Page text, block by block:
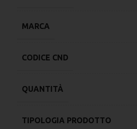
MARCA
CODICE CND
QUANTITÀ
TIPOLOGIA PRODOTTO